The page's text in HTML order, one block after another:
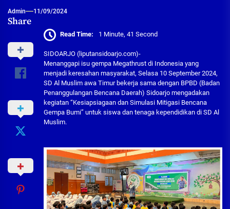
Admin 11/09/2024
Share
Read Time: 1 Minute, 41 Second
SIDOARJO (liputansidoarjo.com)-
Menanggapi isu gempa Megathrust di Indonesia yang
menjadi keresahan masyarakat, Selasa 10 September 2024,
SD Al Muslim awa Timur bekerja sama dengan BPBD (Badan
Penanggulangan Bencana Daerah) Sidoarjo mengadakan
kegiatan “Kesiapsiagaan dan Simulasi Mitigasi Bencana
Gempa Bumi” untuk siswa dan tenaga kependidikan di SD Al
Muslim.